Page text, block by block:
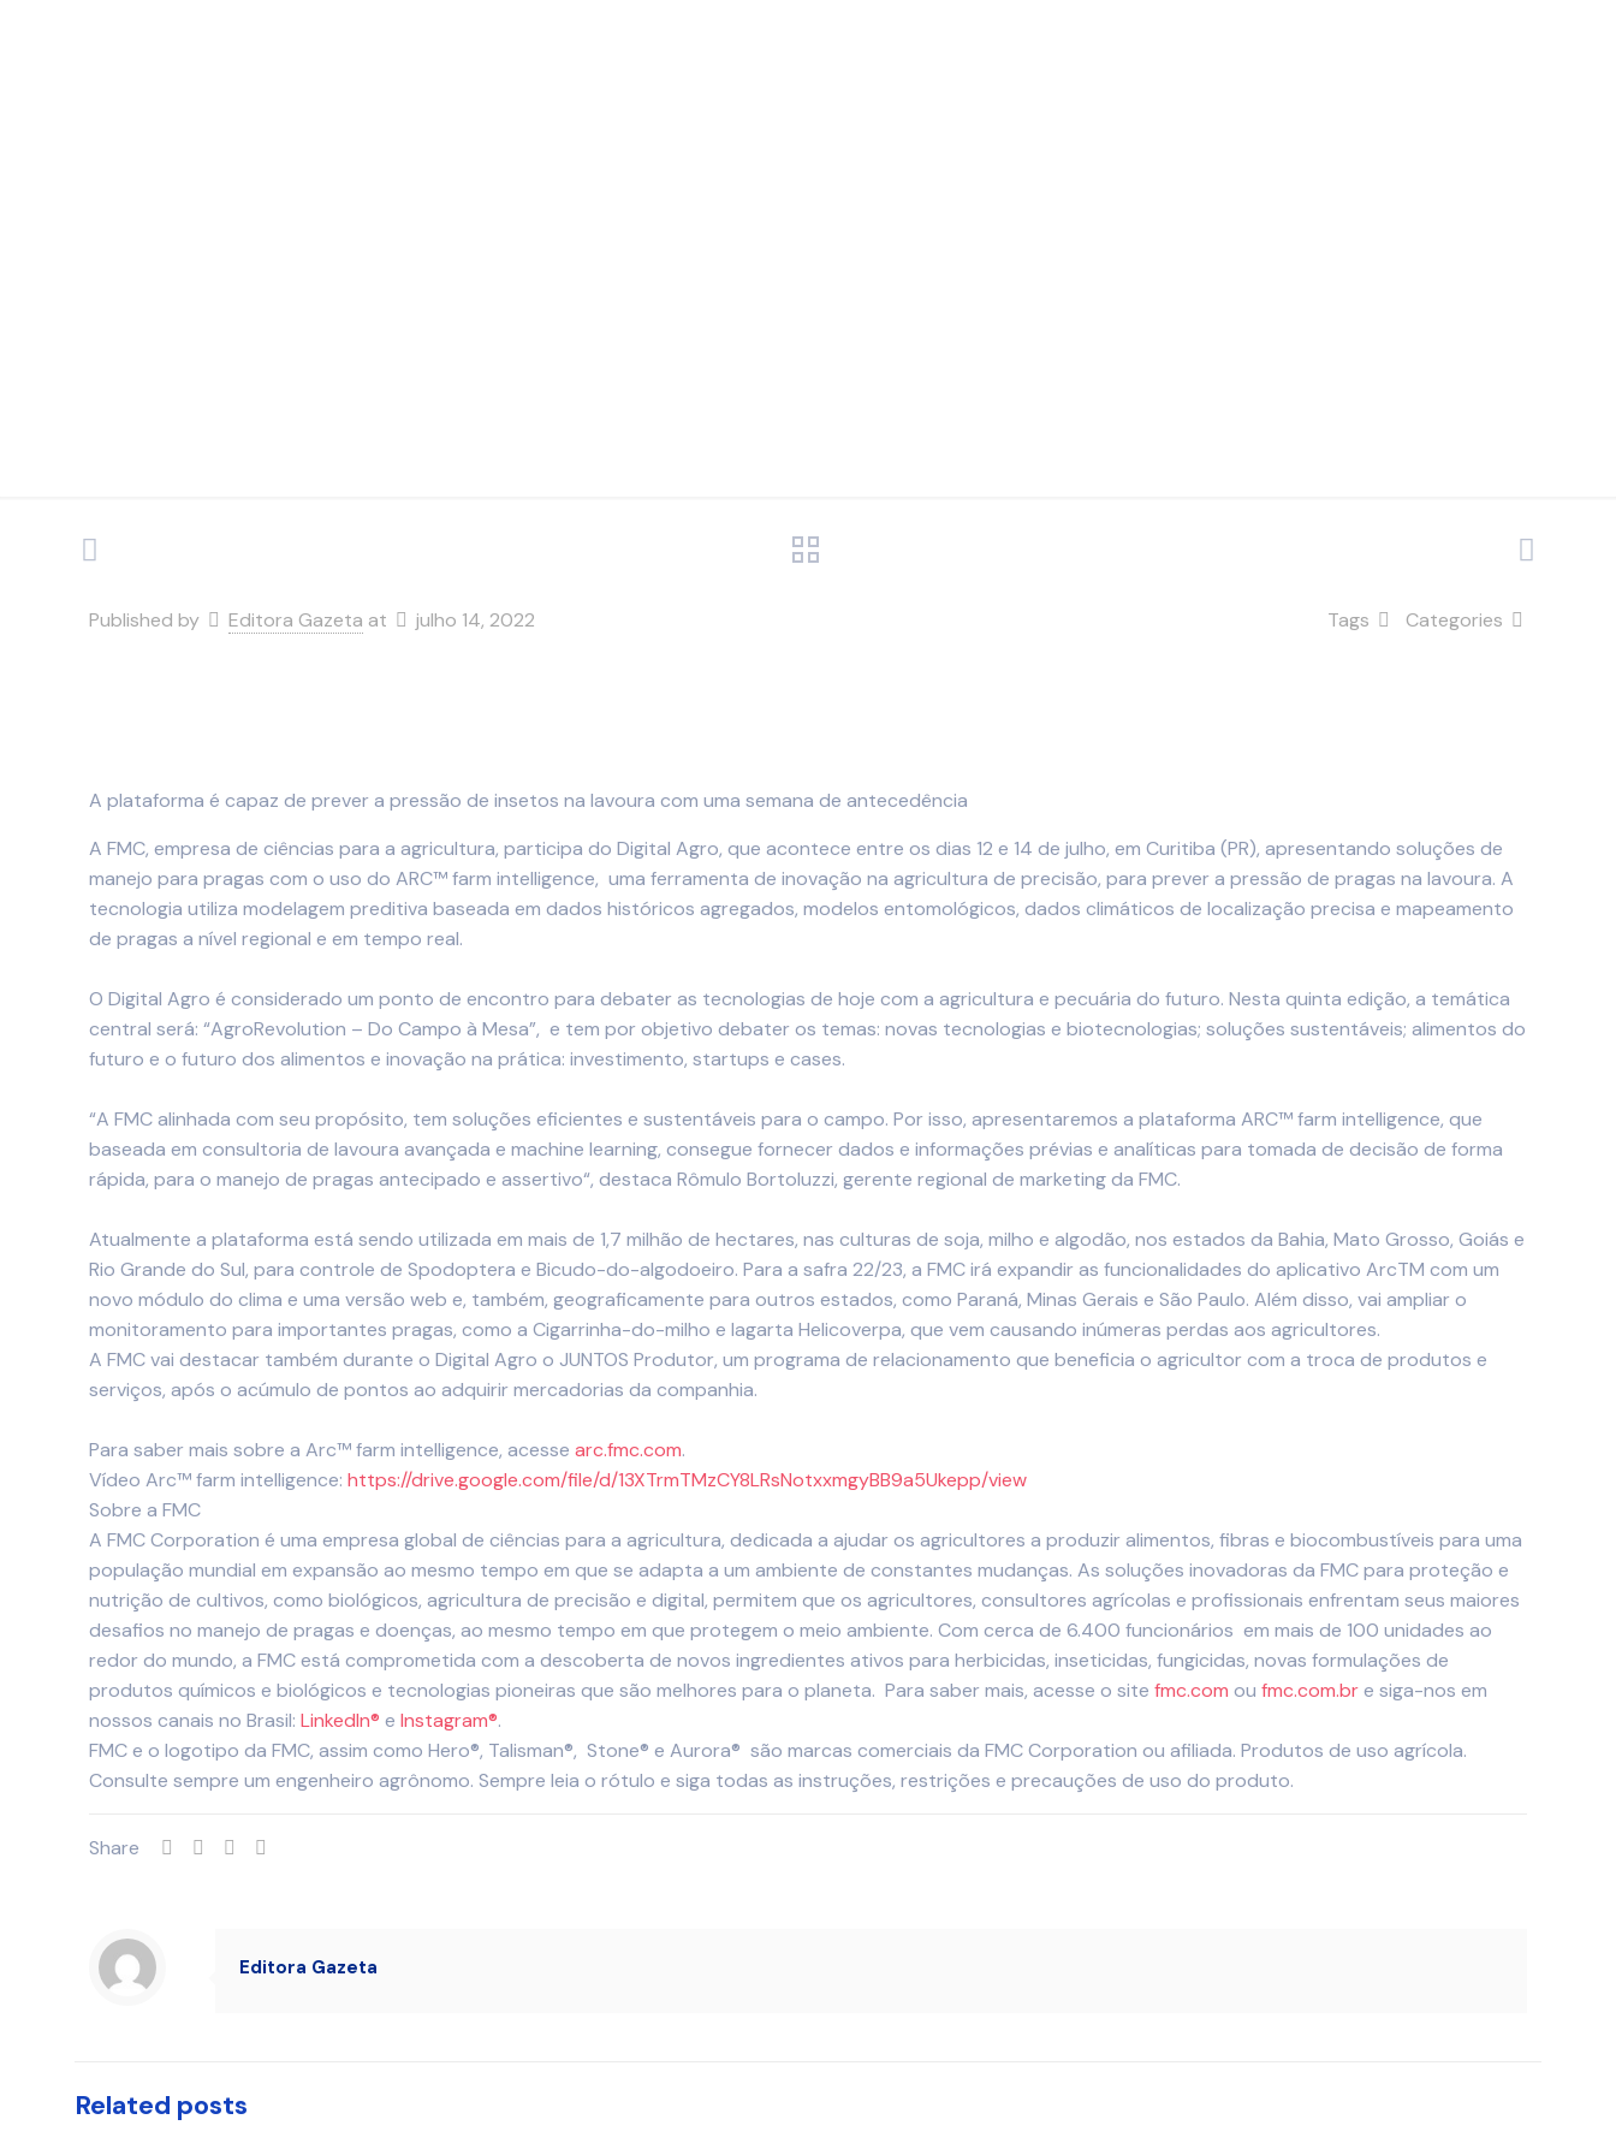
Published by Editora Gazeta at julho 14, 2022 Categories
Tags
A plataforma écapaz de prever a pressão de insetos na lavoura com uma semana de antecedência
A FMC, empresa de ciências para a agricultura, participa do Digital Agro, que acontece entre os dias 12 e 14 de julho, em Curitiba (PR), apresentando soluções de
manejo para pragas com o uso do ARC™ farm intelligence, uma ferramenta de inovação na agricultura de precisão, para prever a pressão de pragas na lavoura. A
tecnologia utiliza modelagem preditiva baseada em dados históricos agregados, modelos entomológicos, dados climáticos de localização precisa e mapeamento
de pragas a nível regional e em tempo real.
O Digital Agro é considerado um ponto de encontro para debater as tecnologias de hoje com a agricultura e pecuária do futuro. Nesta quinta edição, a temática
central será: “AgroRevolution – Do Campo à Mesa”, e tem por objetivo debater os temas: novas tecnologias e biotecnologias; soluções sustentáveis; alimentos do
futuro e o futuro dos alimentos e inovação na prática: investimento, startups e cases.
“A FMC alinhada com seu propósito, tem soluções eficientes e sustentáveis para o campo. Por isso, apresentaremos a plataforma ARC™ farm intelligence, que
baseada em consultoria de lavoura avançada e machine learning, consegue fornecerdados e informações prévias e analíticas para tomada de decisão de forma
rápida, para o manejo de pragas antecipado e assertivo“,destacaRômulo Bortoluzzi, gerente regional de marketing da FMC.
Atualmente a plataforma está sendo utilizada em mais de 1,7 milhão de hectares, nas culturas de soja, milho e algodão, nos estados da Bahia, Mato Grosso, Goiás e
Rio Grande do Sul, para controle deSpodoptera e Bicudo-do-algodoeiro. Para a safra 22/23, a FMC irá expandir as funcionalidades do aplicativo ArcTM com um
novo módulo do clima e uma versão web e, também, geograficamente para outros estados, como Paraná, Minas Gerais e São Paulo. Além disso, vai ampliar o
monitoramentopara importantes pragas, como a Cigarrinha-do-milho e lagarta Helicoverpa, que vem causando inúmeras perdas aos agricultores.
A FMC vai destacar também durante o Digital Agro o JUNTOS Produtor, um programa de relacionamentoque beneficia o agricultor com a troca de produtos e
serviços, após o acúmulo de pontos ao adquirir mercadorias da companhia.
Para saber mais sobre a Arc™farm intelligence, acesse arc.fmc.com.
VídeoArc™farm intelligence:https://drive.google.com/file/d/13XTrmTMzCY8LRsNotxxmgyBB9a5Ukepp/view
Sobre a FMC
A FMC Corporation é uma empresa global de ciências para a agricultura, dedicada a ajudar os agricultores a produzir alimentos, fibras e biocombustíveis para uma
população mundial em expansão ao mesmo tempo em que se adapta a um ambiente de constantes mudanças. As soluções inovadoras da FMC para proteção e
nutrição de cultivos, como biológicos, agricultura de precisão e digital, permitem que os agricultores, consultores agrícolas e profissionais enfrentam seus maiores
desafios no manejo de pragas e doenças, ao mesmo tempo em que protegem o meio ambiente. Com cerca de 6.400 funcionários em mais de 100 unidades ao
redor do mundo, a FMC está comprometida com a descoberta de novos ingredientes ativos para herbicidas, inseticidas, fungicidas, novas formulações de
produtos químicos e biológicos e tecnologias pioneiras que são melhores para o planeta. Para saber mais, acesse o site fmc.com ou fmc.com.bre siga-nos em
nossos canais no Brasil: LinkedIn® e Instagram®.
FMC e o logotipo da FMC, assim como Hero®, Talisman®, Stone® e Aurora® são marcas comerciais da FMC Corporation ou afiliada. Produtos de uso agrícola.
Consulte sempre um engenheiro agrônomo. Sempre leia o rótulo e siga todas as instruções, restrições e precauções de uso do produto.
Share
Editora Gazeta
Related posts